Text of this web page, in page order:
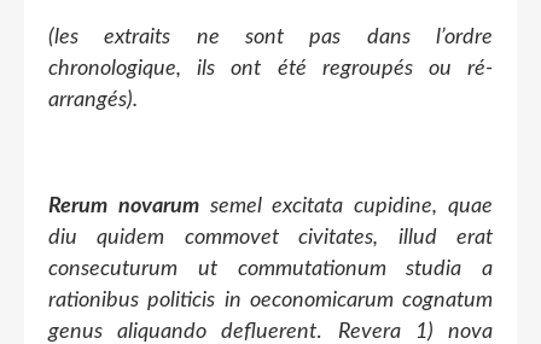
(les extraits ne sont pas dans l’ordre
chronologique, ils ont été regroupés ou ré-
arrangés).
Rerum novarumsemel excitata cupidine, quae
diu quidem commovet civitates, illud erat
consecuturum ut commutationum studia a
rationibus politicis in oeconomicarum cognatum
genus aliquando defluerent. Revera 1) nova